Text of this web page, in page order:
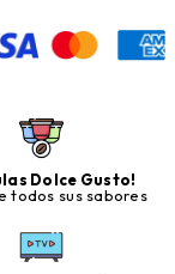
Dolce Gusto!
todos sus sabores